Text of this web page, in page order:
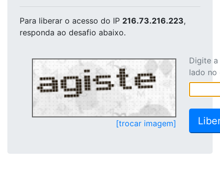
Para liberar o acesso do IP 216.73.216.223,
responda ao desafio abaixo.
[trocar imagem]
Digite
lado no